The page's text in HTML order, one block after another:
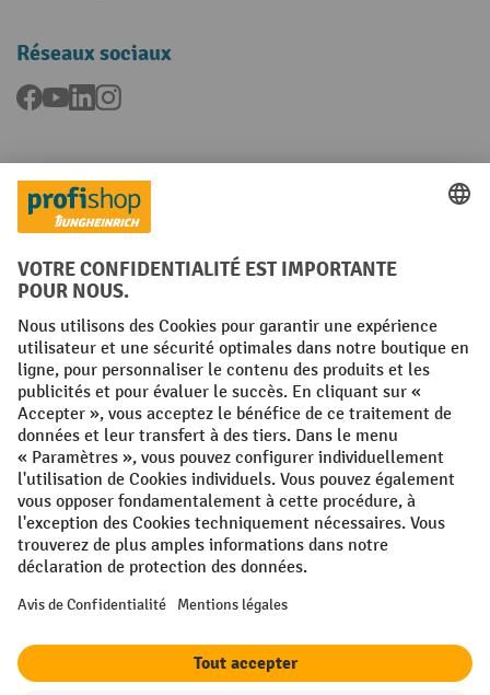
Réseaux sociaux
Facebook
YouTubeLinkedInInstagram
Langues
FR NL
Conditions générales Mentions légales
Protection des Données Politique de cookies
All prices excl. VAT plusshipping costsand possible delivery charges,
if not stated otherwise.
¹ La remise est valable jusqu'à épuisement des stocks. La remise ne
s'applique pas aux prix spéciaux. Il n'est pas possible de le combiner
avec d'autres réductions en pourcentage ou bons de réduction. | ² La
réduction sera accordée une seule fois lors de la première inscription
à la newsletter. Le code de réduction est valable pendant 10 jours et
nette minimale de 250,00 €. La réduction varie selon la catégorie de
électriques, les gerbeurs électriques, les chariots élévateurs
électriques et les outils sont exclus de cette promotion. La